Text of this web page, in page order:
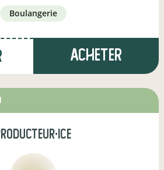
boulangerie
Acheter